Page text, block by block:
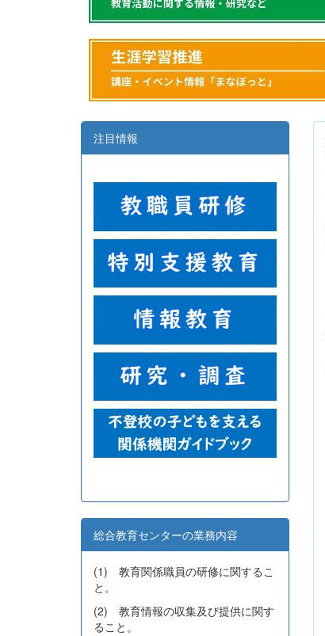
注目情報
総合教育センターの業務内容
(1) 教育関係職員の研修に関するこ
と。
(2) 教育情報の収集及び提供に関す
ること。